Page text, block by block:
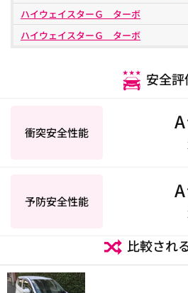
ハイウェイスターＧ ターボ
ハイウェイスターＧ ターボ
安全評
衝突安全性能
予防安全性能
比較され